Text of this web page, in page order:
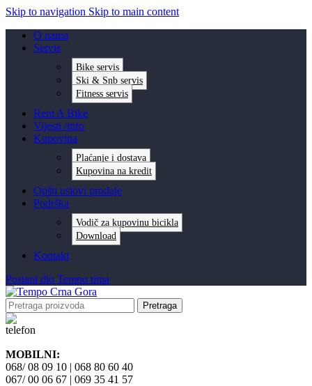
Skip to navigation Skip to main content
O nama
Servis
Bike servis
Ski & Snb servis
Fitness servis
Rent A Bike
Vijesti /info
Kupovina
Plaćanje i dostava
Kupovina na kredit
Opšti uslovi prodaje
Podrška
Vodič za kupovinu bicikla
Download
Kontakt
Postani dio Tempo tima
Pretraga
MOBILNI:
068/ 08 09 10 | 068 80 60 40
067/ 00 06 67 | 069 35 41 57